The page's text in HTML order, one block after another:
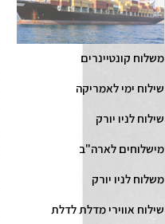
משלוח קונטיינרים
שילוח ימי לאמריקה
שילוח לניו יורק
מישלוחים לארה"ב
משלוח לניו יורק
שילוח אווירי מדלת לדלת